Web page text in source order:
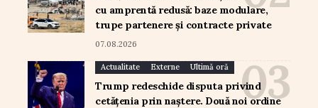
cu amprentă redusă: baze modulare,
trupe partenere și contracte private
07.08.2026
Actualitate Externe Ultimă oră
Trump redeschide disputa privind
cetățenia prin naștere. Două noi ordine